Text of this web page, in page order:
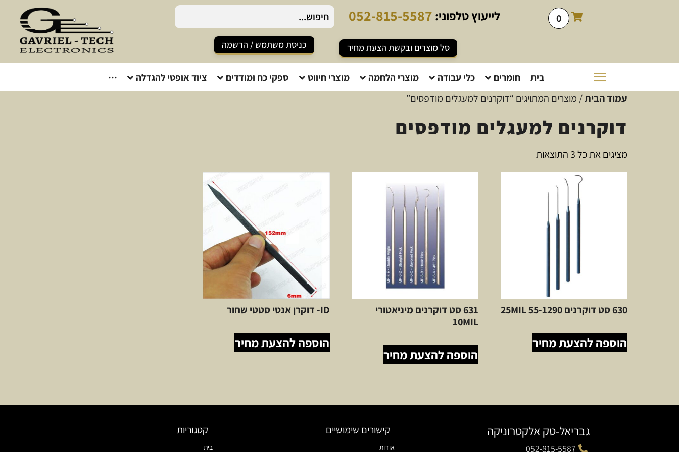
0 לייעוץטלפוני: 052-815-5587
סל מוצרים ובקשת הצעת מחיר כניסת משתמש / הרשמה
בית חומרים כלי עבודה מוצרי הלחמה מוצרי חיווט ספקי כח ומודדים ציוד אופטי להגדלה ···
עמוד הבית/ מוצרים המתויגים “דוקרנים למעגלים מודפסים”
דוקרנים למעגלים מודפסים
מציגים את כל ⁦3⁩ התוצאות
630 סט דוקרנים 25MIL 55-1290
הוספה להצעת מחיר
631 סט דוקרנים מיניאטורי
10MIL
הוספה להצעת מחיר
ID- דוקרן אנטי סטטי שחור
הוספה להצעת מחיר
גבריאל-טק אלקטרוניקה
052-815-5587
קישורים שימושיים
אודות
קטגוריות
בית